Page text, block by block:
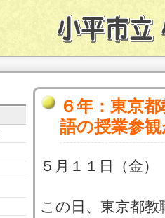
６年：東京
語の授業参
５月１１日（金）
この日、東京都